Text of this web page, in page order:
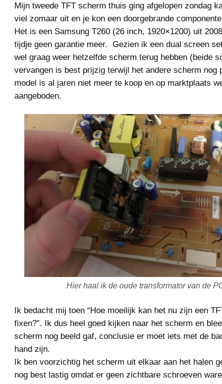
Mijn tweede TFT scherm thuis ging afgelopen zondag
viel zomaar uit en je kon een doorgebrande
Het is een Samsung T260 (26 inch, 1920×1200) uit
tijdje geen garantie meer. Gezien ik een dual screen
wel graag weer hetzelfde scherm terug hebben (beide
vervangen is best prijzig terwijl het andere scherm nog
model is al jaren niet meer te koop en op marktplaats
aangeboden.
Hier haal ik de oude transformator van de
Ik bedacht mij toen “Hoe moeilijk kan het nu zijn een
fixen?”. Ik dus heel goed kijken naar het scherm en
scherm nog beeld gaf, conclusie er moet iets met de
hand zijn.
Ik ben voorzichtig het scherm uit elkaar aan het halen
nog best lastig omdat er geen zichtbare schroeven